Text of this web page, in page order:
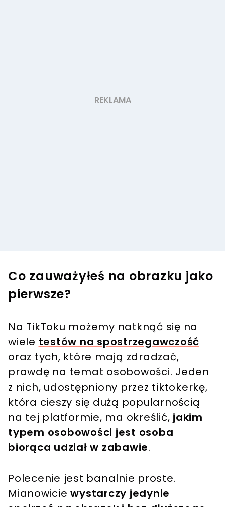
Co zauważyłeś na obrazku jako
pierwsze?
Na TikToku możemy natknąć się na
wiele testów na spostrzegawczość
oraz tych, które mają zdradzać,
prawdę na temat osobowości. Jeden
z nich, udostępniony przez tiktokerkę,
która cieszy się dużą popularnością
na tej platformie, ma określić, jakim
typem osobowości jest osoba
biorąca udział w zabawie.
Polecenie jest banalnie proste.
Mianowiciewystarczy jedynie